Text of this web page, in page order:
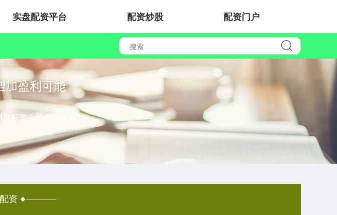
实盘配资平台 配资炒股 配资门户
加盈利可能
杆资金的金融服务！
资